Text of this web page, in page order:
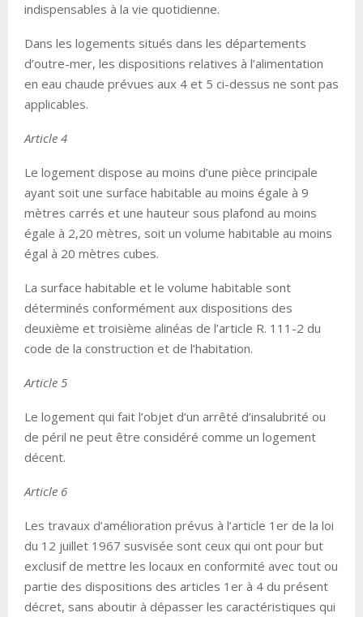
indispensables à la vie quotidienne.
Dans les logements situés dans les départements
d’outre-mer, les dispositions relatives à l’alimentation
en eau chaude prévues aux 4 et 5 ci-dessus ne sont pas
applicables.
Article 4
Le logement dispose au moins d’une pièce principale
ayant soit une surface habitable au moins égale à 9
mètres carrés et une hauteur sous plafond au moins
égale à 2,20 mètres, soit un volume habitable au moins
égal à 20 mètres cubes.
La surface habitable et le volume habitable sont
déterminés conformément aux dispositions des
deuxième et troisième alinéas de l’article R. 111-2 du
code de la construction et de l’habitation.
Article 5
Le logement qui fait l’objet d’un arrêté d’insalubrité ou
de péril ne peut être considéré comme un logement
décent.
Article 6
Les travaux d’amélioration prévus à l’article 1er de la loi
du 12 juillet 1967 susvisée sont ceux qui ont pour but
exclusif de mettre les locaux en conformité avec tout ou
partie des dispositions des articles 1er à 4 du présent
décret, sans aboutir à dépasser les caractéristiques qui